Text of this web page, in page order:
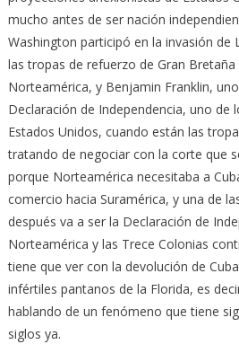
mucho antes de ser nación
Washington participó en la invasión de
las tropas de refuerzo de Gran Bretaña
Norteamérica, y Benjamin Franklin,
Declaración de Independencia, uno de
Estados Unidos, cuando están las
tratando de negociar con la corte que
porque Norteamérica necesitaba a
comercio hacia Suramérica, y una de
después va a ser la Declaración de
Norteamérica y las Trece Colonias
tiene que ver con la devolución de
infértiles pantanos de la Florida, es
hablando de un fenómeno que tiene
siglos ya.